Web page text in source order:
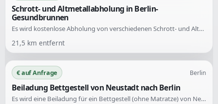
Schrott- und Altmetallabholung in Berlin-
Gesundbrunnen
Es wird kostenlose Abholung von verschiedenen Schrott- und Altmetallarten in Berlin und Umgebung angeboten. Die Abholung erfolgt zuverlässig und sauber, rund um die Uhr, 7 Tage die Woche.
21,5 km entfernt
€ auf Anfrage Berlin
Beiladung Bettgestell von Neustadt nach Berlin
Es wird eine Beiladung für ein Bettgestell (ohne Matratze) von Neustadt nach Berlin gesucht. Die Abholung erfolgt in Neustadt und die Zustellung in Berlin.